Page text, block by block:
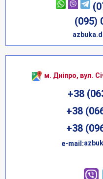
(095)
м. Дніпро, вул.
+38
+38
+38
е-mail: